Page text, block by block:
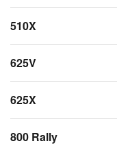
510X
625V
625X
800 Rally